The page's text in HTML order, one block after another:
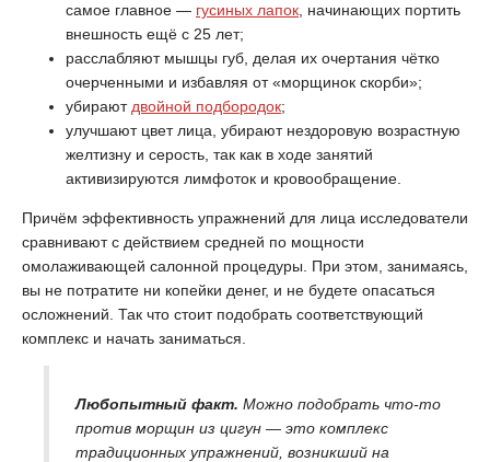
самое главное — гусиных лапок , начинающих портить
внешность ещё с 25 лет;
расслабляют мышцы губ, делая их очертания чётко
очерченными и избавляя от «морщинок скорби»;
убирают двойной подбородок;
улучшают цвет лица, убирают нездоровую возрастную
желтизну и серость, так как в ходе занятий
активизируются лимфоток и кровообращение.
Причём эффективность упражнений для лица исследователи
сравнивают с действием средней по мощности
омолаживающей салонной процедуры. При этом, занимаясь,
вы не потратите ни копейки денег, и не будете опасаться
осложнений. Так что стоит подобрать соответствующий
комплекс и начать заниматься.
Любопытный факт. Можно подобрать что-то
против морщин из цигун — это комплекс
традиционных упражнений, возникший на